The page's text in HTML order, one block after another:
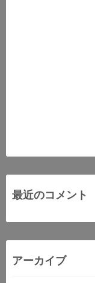
最近のコメント
アーカイブ